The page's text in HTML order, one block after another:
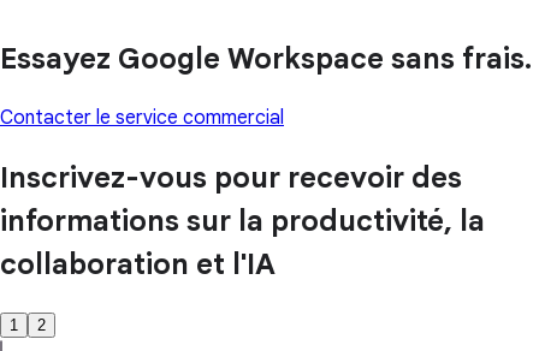
Essayez Google Workspace sans frais.
Contacter le service commercial
Inscrivez-vous pour recevoir des
informations sur la productivité, la
collaboration et l'IA
1 2